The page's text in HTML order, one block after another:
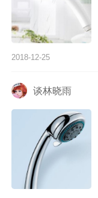
2018-12-25
谈林晓雨